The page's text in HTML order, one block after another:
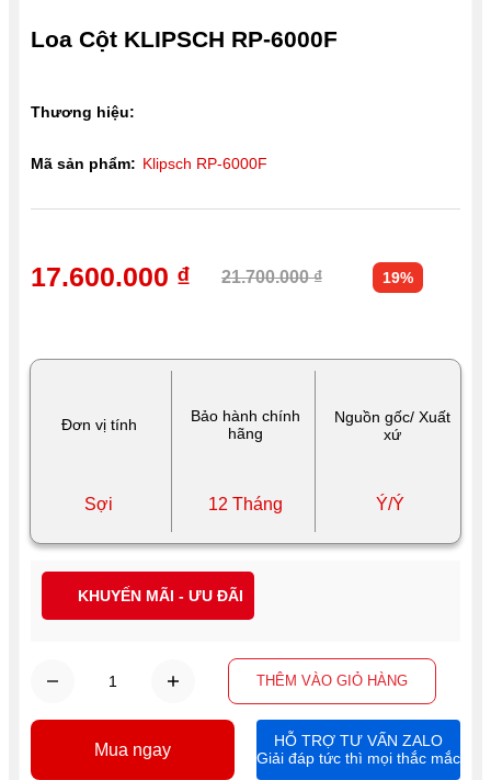
Đơn vị tính
Bảo hành chính
hãng
Nguồn gốc/ Xuất
xứ
Sợi 12 Tháng Ý/Ý
Loa Cột KLIPSCH RP-6000F
THÊM VÀO GIỎ HÀNG
17.600.000 ₫ 21.700.000 ₫ 19%
Thương hiệu:
Mã sản phẩm: Klipsch RP-6000F
Mua ngay
HỖ TRỢ TƯ VẤN ZALO
Giải đáp tức thì mọi thắc mắc
KHUYẾN MÃI - ƯU ĐÃI